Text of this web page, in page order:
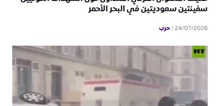
سفينتين سعوديتين في البحر الأحمر
24/07/2026 حرب